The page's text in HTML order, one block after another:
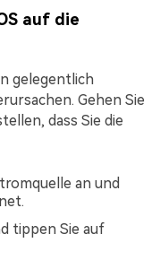
auf die
gelegentlich
Gehen Sie
dass Sie die
an und
tippen Sie auf